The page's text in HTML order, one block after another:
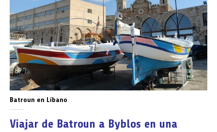
Batroun en Líbano
Viajar de Batroun a Byblos en una